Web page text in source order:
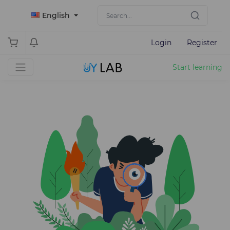
English
Login Register
Start learning